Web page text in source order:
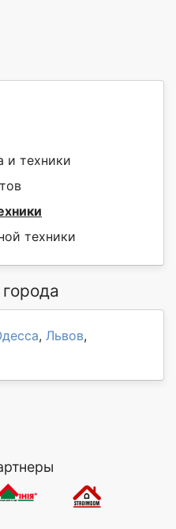
и техники
техники
, Львов,